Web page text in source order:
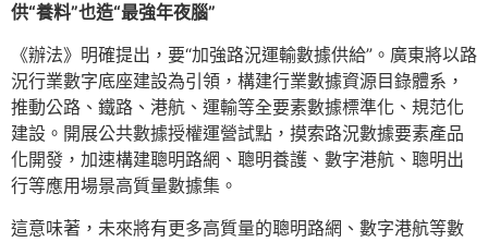
供“養料”也造“最強年夜腦”
《辦法》明確提出，要“加強路況運輸數據供給”。廣東將以路
況行業數字底座建設為引領，構建行業數據資源目錄體系，
推動公路、鐵路、港航、運輸等全要素數據標準化、規范化
建設。開展公共數據授權運營試點，摸索路況數據要素產品
化開發，加速構建聰明路網、聰明養護、數字港航、聰明出
行等應用場景高質量數據集。
這意味著，未來將有更多高質量的聰明路網、數字港航等數